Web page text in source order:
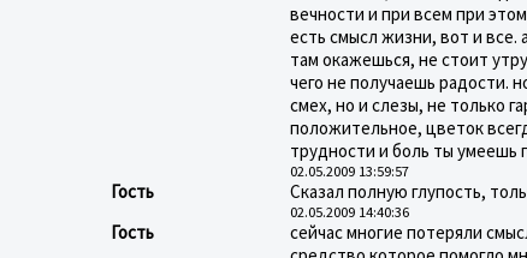
вечности и при всем при
есть смысл жизни, вот и все.
там окажешься, не стоит
чего не получаешь радости.
смех, но и слезы, не только
положительное, цветок
трудности и боль ты умеешь
02.05.2009 13:59:57
Гость Сказал полную глупость,
02.05.2009 14:40:36
Гость
сейчас многие потеряли